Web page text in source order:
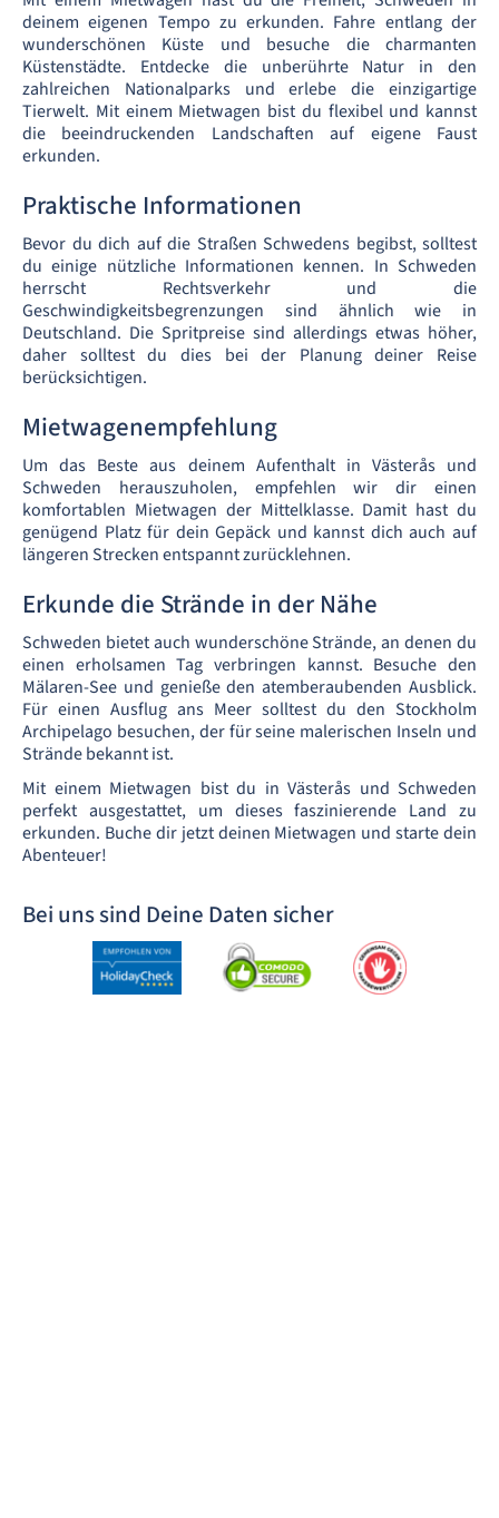
deinem eigenen Tempo zu erkunden. Fahre entlang der
wunderschönen Küste und besuche die charmanten
Küstenstädte. Entdecke die unberührte Natur in den
zahlreichen Nationalparks und erlebe die einzigartige
Tierwelt. Mit einem Mietwagen bist du flexibel und kannst
die beeindruckenden Landschaften auf eigene Faust
erkunden.
Praktische Informationen
Bevor du dich auf die Straßen Schwedens begibst, solltest
du einige nützliche Informationen kennen. In Schweden
herrscht Rechtsverkehr und die
Geschwindigkeitsbegrenzungen sind ähnlich wie in
Deutschland. Die Spritpreise sind allerdings etwas höher,
daher solltest du dies bei der Planung deiner Reise
berücksichtigen.
Mietwagenempfehlung
Um das Beste aus deinem Aufenthalt in Västerås und
Schweden herauszuholen, empfehlen wir dir einen
komfortablen Mietwagen der Mittelklasse. Damit hast du
genügend Platz für dein Gepäck und kannst dich auch auf
längeren Strecken entspannt zurücklehnen.
Erkunde die Strände in der Nähe
Schweden bietet auch wunderschöne Strände, an denen du
einen erholsamen Tag verbringen kannst. Besuche den
Mälaren-See und genieße den atemberaubenden Ausblick.
Für einen Ausflug ans Meer solltest du den Stockholm
Archipelago besuchen, der für seine malerischen Inseln und
Strände bekannt ist.
Mit einem Mietwagen bist du in Västerås und Schweden
perfekt ausgestattet, um dieses faszinierende Land zu
erkunden. Buche dir jetzt deinen Mietwagen und starte dein
Abenteuer!
Bei uns sind Deine Daten sicher